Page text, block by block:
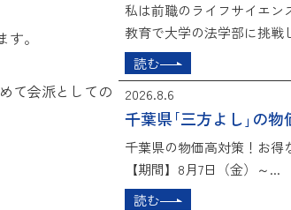
。
て会派としての
私は前職のライフサイエン
教育で大学の法学部に挑戦
読む
2026.8.6
千葉県｢三方よし｣の物
千葉県の物価高対策！お
【期間】8月7日（金）～...
読む